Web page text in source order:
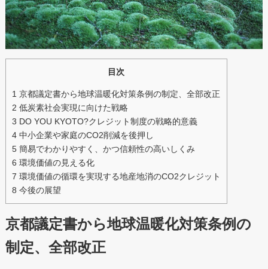
目次
1 京都議定書から地球温暖化対策条例の制定、全部改正
2 低炭素社会実現に向けた戦略
3 DO YOU KYOTO?クレジット制度の戦略的意義
4中小企業や家庭のCO2削減を後押し
5簡易でわかりやすく、かつ信頼性の高いしくみ
6 環境価値の見える化
7 環境価値の循環を実現する地産地消のCO2クレジット
8 今後の展望
京都議定書から地球温暖化対策条例の
制定、全部改正